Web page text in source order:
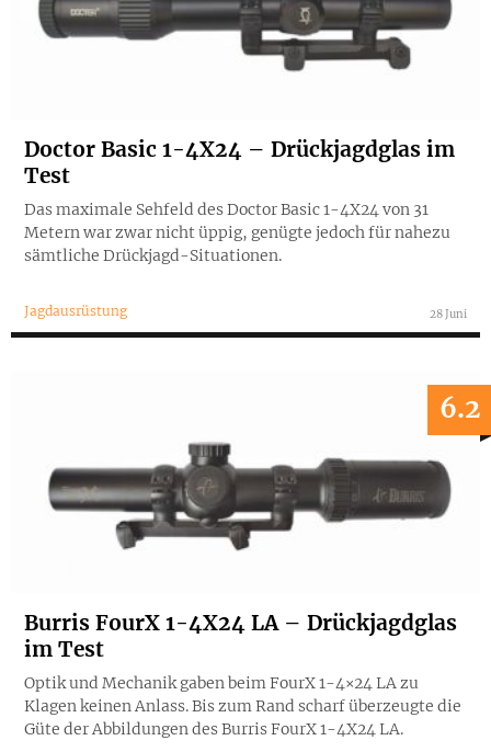
Doctor Basic 1-4X24 – Drückjagdglas im
Test
Das maximale Sehfeld des Doctor Basic 1-4X24 von 31
Metern war zwar nicht üppig, genügte jedoch für nahezu
sämtliche Drückjagd-Situationen.
Jagdausrüstung 28 Juni
6.2
Burris FourX 1-4X24 LA – Drückjagdglas
im Test
Optik und Mechanik gaben beim FourX 1-4×24 LA zu
Klagen keinen Anlass. Bis zum Rand scharf überzeugte die
Güte der Abbildungen des Burris FourX 1-4X24 LA.